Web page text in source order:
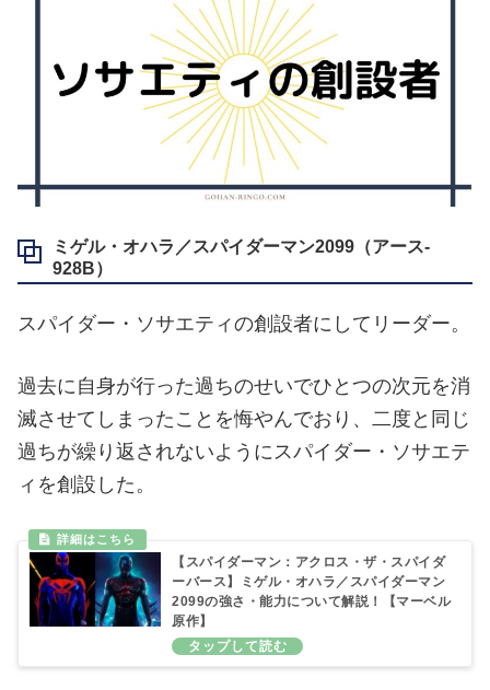
ミゲル・オハラ／スパイダーマン2099（アース‐
928B）
スパイダー・ソサエティの創設者にしてリーダー。
過去に自身が行った過ちのせいでひとつの次元を消
滅させてしまったことを悔やんでおり、二度と同じ
過ちが繰り返されないようにスパイダー・ソサエテ
ィを創設した。
【スパイダーマン：アクロス・ザ・スパイダ
ーバース】ミゲル・オハラ／スパイダーマン
2099の強さ・能力について解説！【マーベル
原作】